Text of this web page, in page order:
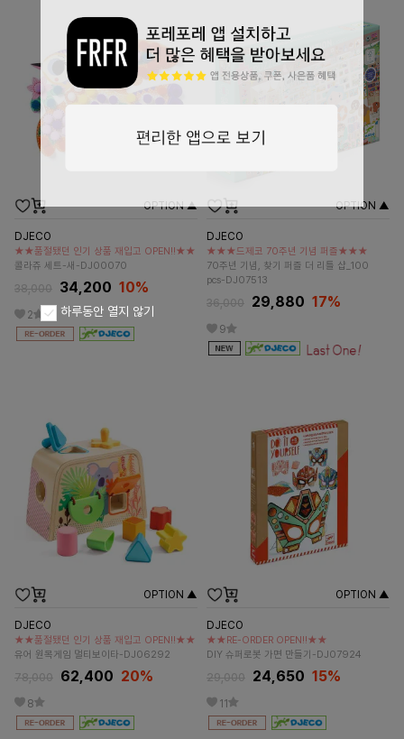
OPTION ▲
DJECO
★★품절됐던 인기 상품 재입고 OPEN!!★★
콜라쥬 세트-새-DJ00070
38,000 34,200 10%
2
OPTION ▲
DJECO
★★★드제코 70주년 기념 퍼즐★★★
70주년 기념, 찾기 퍼즐 더 리틀 샵_100
pcs-DJ07513
36,000 29,880 17%
9
OPTION ▲
DJECO
★★품절됐던 인기 상품 재입고 OPEN!!★★
유어 원목게임 멀티보이타-DJ06292
78,000 62,400 20%
8
OPTION ▲
DJECO
★★RE-ORDER OPEN!!★★
DIY 슈퍼로봇 가면 만들기-DJ07924
29,000 24,650 15%
11
하루동안 열지 않기